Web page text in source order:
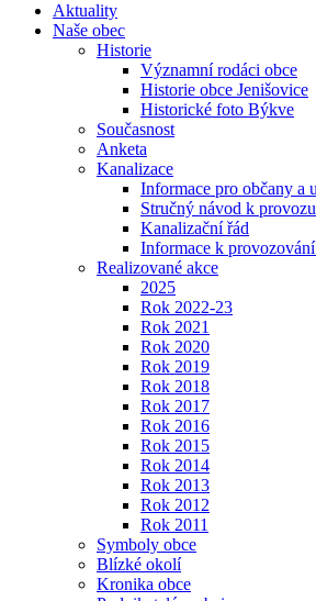
Aktuality
Naše obec
Historie
Významní rodáci obce
Historie obce Jenišovice
Historické foto Býkve
Současnost
Anketa
Kanalizace
Informace pro občany a
Stručný návod k
Kanalizační řád
Informace k
Realizované akce
2025
Rok 2022-23
Rok 2021
Rok 2020
Rok 2019
Rok 2018
Rok 2017
Rok 2016
Rok 2015
Rok 2014
Rok 2013
Rok 2012
Rok 2011
Symboly obce
Blízké okolí
Kronika obce